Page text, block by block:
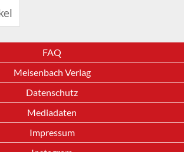
FAQ
Meisenbach Verlag
Datenschutz
Mediadaten
Impressum